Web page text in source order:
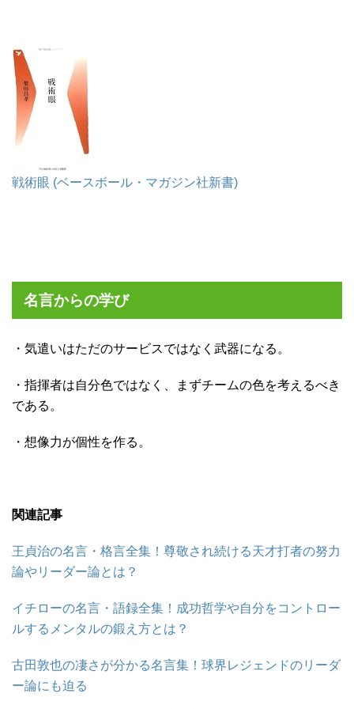
戦術眼 (ベースボール・マガジン社新書)
名言からの学び
・気遣いはただのサービスではなく武器になる。
・指揮者は自分色ではなく、まずチームの色を考えるべき
である。
・想像力が個性を作る。
関連記事
王貞治の名言・格言全集！尊敬され続ける天才打者の努力
論やリーダー論とは？
イチローの名言・語録全集！成功哲学や自分をコントロー
ルするメンタルの鍛え方とは？
古田敦也の凄さが分かる名言集！球界レジェンドのリーダ
ー論にも迫る